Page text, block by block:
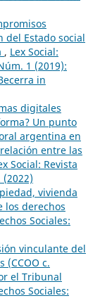
del Estado social
, Lex Social:
1 (2019):
in
digitales
Un punto
argentina en
entre las
Social: Revista
(2022)
vivienda
los derechos
Sociales:
vinculante del
(CCOO c.
el Tribunal
Sociales: